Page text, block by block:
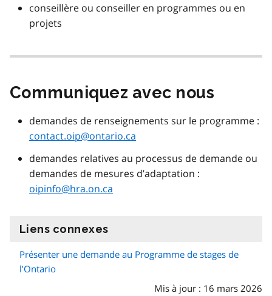
conseillère ou conseiller en programmes ou en
projets
Communiquez avec nous
demandes de renseignements sur le programme :
contact.oip@ontario.ca
demandes relatives au processus de demande ou
demandes de mesures d’adaptation :
oipinfo@hra.on.ca
Liens connexes
Présenter une demande au Programme de stages de
l’Ontario
Mis à jour : 16 mars 2026